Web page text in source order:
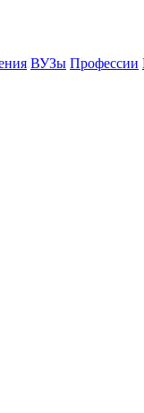
ВУЗы Профессии